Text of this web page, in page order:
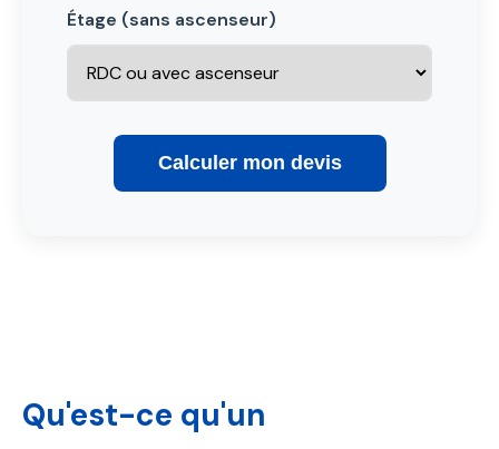
Étage (sans ascenseur)
Calculer mon devis
Qu'est-ce qu'un